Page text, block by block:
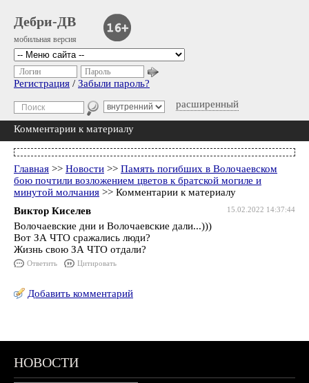
Дебри-ДВ
мобильная версия
расширенный
Логин Пароль
Регистрация / Забыли пароль?
Комментарии к материалу
Главная >> Новости >> Память погибших в Волочаевском
бою почтили возложением цветов к братской могиле и
минутой молчания >> Комментарии к материалу
15.02.2022 14:37:44
Виктор Киселев
Волочаевские дни и Волочаевские дали...)))
Вот ЗА ЧТО сражались люди?
Жизнь свою ЗА ЧТО отдали?
Ответить Цитировать
Добавить комментарий
НОВОСТИ